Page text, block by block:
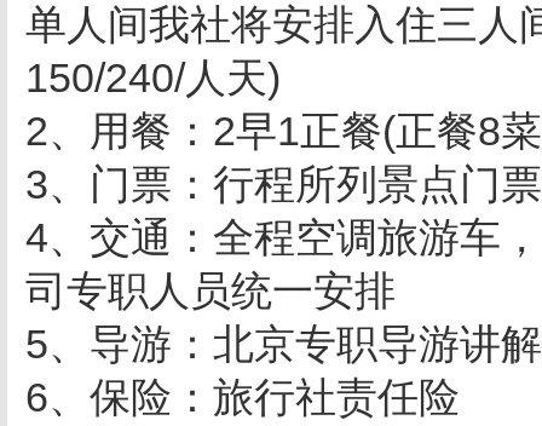
单人间我社将安排入住三人
150/240/人天)
2、用餐：2早1正餐(正餐8
3、门票：行程所列景点门
4、交通：全程空调旅游车
司专职人员统一安排
5、导游：北京专职导游讲
6、保险：旅行社责任险